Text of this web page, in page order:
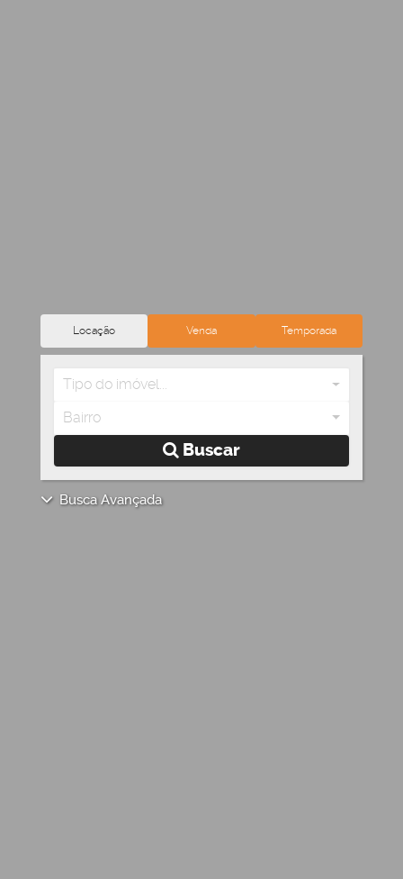
Locação Venda Temporada
Tipo do imóvel...
Bairro
Buscar
Busca Avançada